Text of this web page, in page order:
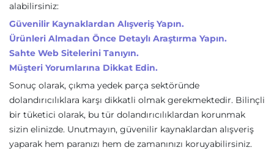
alabilirsiniz:
Güvenilir Kaynaklardan Alışveriş Yapın.
Ürünleri Almadan Önce Detaylı Araştırma Yapın.
Sahte Web Sitelerini Tanıyın.
Müşteri Yorumlarına Dikkat Edin.
Sonuç olarak, çıkma yedek parça sektöründe
dolandırıcılıklara karşı dikkatli olmak gerekmektedir. Bilinçli
bir tüketici olarak, bu tür dolandırıcılıklardan korunmak
sizin elinizde. Unutmayın, güvenilir kaynaklardan alışveriş
yaparak hem paranızı hem de zamanınızı koruyabilirsiniz.